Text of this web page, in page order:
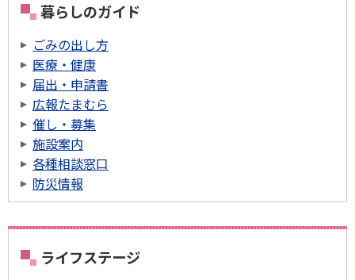
暮らしのガイド
ごみの出し方
医療・健康
届出・申請書
広報たまむら
催し・募集
施設案内
各種相談窓口
防災情報
ライフステージ